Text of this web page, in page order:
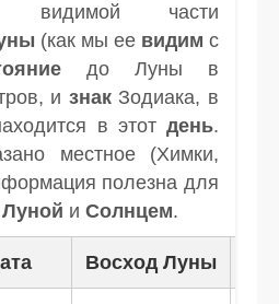
видимой части
(как мы ее видим с
до Луны в
и знакЗодиака, в
в этотдень.
местное (Химки,
полезна для
Луной и Солнцем.
Восход Луны